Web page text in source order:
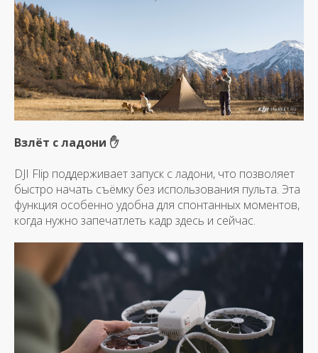
Взлёт с ладони ✋
DJI Flip поддерживает запуск с ладони, что позволяет
быстро начать съёмку без использования пульта. Эта
функция особенно удобна для спонтанных моментов,
когда нужно запечатлеть кадр здесь и сейчас.